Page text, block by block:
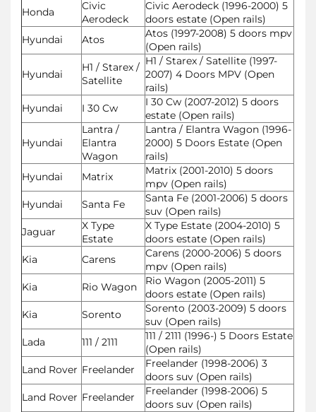
Honda
Civic
Aerodeck
Civic Aerodeck (1996-2000) 5
doors estate (Open rails)
Hyundai
Atos
Atos (1997-2008) 5 doors mpv
(Open rails)
Hyundai
H1 / Starex /
Satellite
H1 / Starex / Satellite (1997-
2007) 4 Doors MPV (Open
rails)
Hyundai
I 30 Cw
I 30 Cw (2007-2012) 5 doors
estate (Open rails)
Hyundai
Lantra /
Elantra
Wagon
Lantra / Elantra Wagon (1996-
2000) 5 Doors Estate (Open
rails)
Hyundai
Matrix
Matrix (2001-2010) 5 doors
mpv (Open rails)
Hyundai
Santa Fe
Santa Fe (2001-2006) 5 doors
suv (Open rails)
Jaguar
X Type
Estate
X Type Estate (2004-2010) 5
doors estate (Open rails)
Kia
Carens
Carens (2000-2006) 5 doors
mpv (Open rails)
Kia
Rio Wagon
Rio Wagon (2005-2011) 5
doors estate (Open rails)
Kia
Sorento
Sorento (2003-2009) 5 doors
suv (Open rails)
Lada
111 / 2111
111 / 2111 (1996-) 5 Doors Estate
(Open rails)
Land Rover Freelander
Freelander (1998-2006) 3
doors suv (Open rails)
Land Rover Freelander
Freelander (1998-2006) 5
doors suv (Open rails)